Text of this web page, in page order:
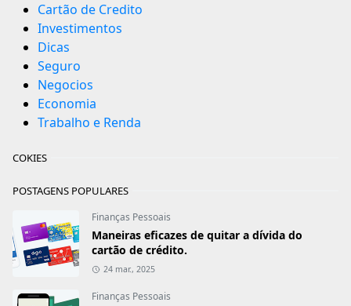
Cartão de Credito
Investimentos
Dicas
Seguro
Negocios
Economia
Trabalho e Renda
COKIES
POSTAGENS POPULARES
Finanças Pessoais
Maneiras eficazes de quitar a dívida do
cartão de crédito.
24 mar., 2025
Finanças Pessoais